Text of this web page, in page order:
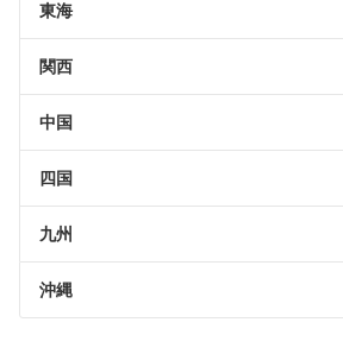
東海
関西
中国
四国
九州
沖縄